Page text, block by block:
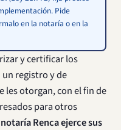
Pide
en la notaría o en la
y certificar los
registro y de
otorgan, con el fin de
para otros
Renca ejerce sus